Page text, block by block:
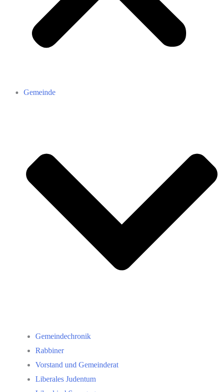
Gemeinde
Gemeindechronik
Rabbiner
Vorstand und Gemeinderat
Liberales Judentum